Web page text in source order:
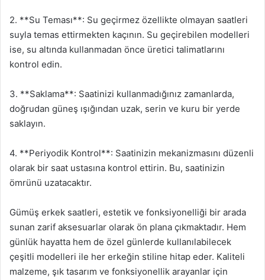
2. **Su Teması**: Su geçirmez özellikte olmayan saatleri
suyla temas ettirmekten kaçının. Su geçirebilen modelleri
ise, su altında kullanmadan önce üretici talimatlarını
kontrol edin.
3. **Saklama**: Saatinizi kullanmadığınız zamanlarda,
doğrudan güneş ışığından uzak, serin ve kuru bir yerde
saklayın.
4. **Periyodik Kontrol**: Saatinizin mekanizmasını düzenli
olarak bir saat ustasına kontrol ettirin. Bu, saatinizin
ömrünü uzatacaktır.
Gümüş erkek saatleri, estetik ve fonksiyonelliği bir arada
sunan zarif aksesuarlar olarak ön plana çıkmaktadır. Hem
günlük hayatta hem de özel günlerde kullanılabilecek
çeşitli modelleri ile her erkeğin stiline hitap eder. Kaliteli
malzeme, şık tasarım ve fonksiyonellik arayanlar için